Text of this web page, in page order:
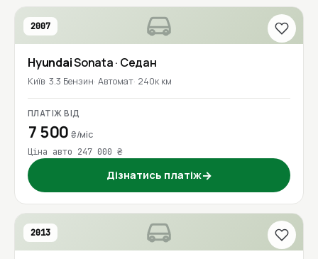
2007
HyundaiSonata· Седан
Київ 3.3 Бензин Автомат 240к км
ПЛАТІЖ ВІД
7 500₴/міс
Ціна авто 247 000 ₴
Дізнатись платіж→
2013